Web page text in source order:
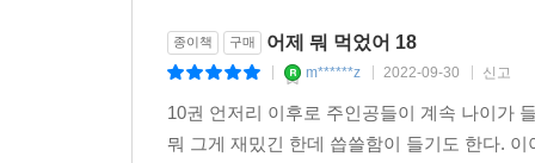
종이책 구매 어제 뭐 먹었어 18
m******z 2022-09-30 신고
10권 언저리 이후로 주인공들이 계속 나이가
뭐 그게 재밌긴 한데 씁쓸함이 들기도 한다.